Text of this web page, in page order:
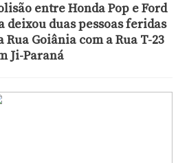
entre Honda Pop e Ford
deixou duas pessoas feridas
Rua Goiânia com a Rua T-23
Ji-Paraná